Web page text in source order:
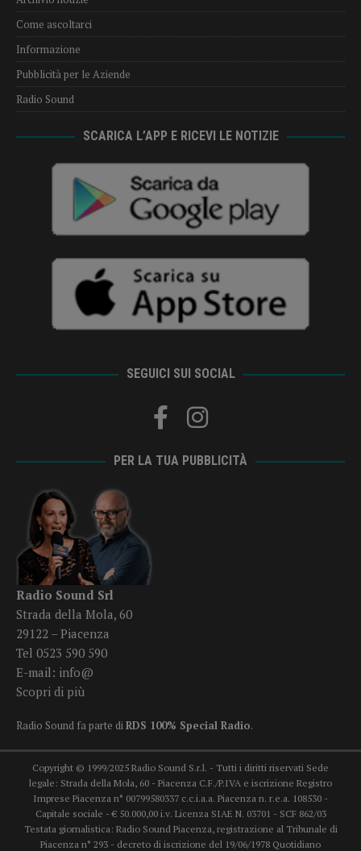
Come ascoltarci
Informazione
Pubblicità per le Aziende
Radio Sound
SCARICA L’APP E RICEVI LE NOTIZIE
SEGUICI SUI SOCIAL
PER LA TUA PUBBLICITÀ
Radio Sound Srl
Strada della Mola, 60
29122 – Piacenza
Tel 0523 590 590
E-mail: info@
Scopri di più
Radio Sound fa parte diRDS 100% Special Radio.
Copyright © 1999/2025 Radio Sound S.r.l. - Tutti i diritti riservati Sede
legale: Strada della Mola, 60 - Piacenza C.F./P.IVA e iscrizione Registro
Imprese Piacenza n° 00799580337 c.c.i.a.a. Piacenza n. r.e.a. 108530 -
Capitale sociale - € 50.000,00 i.v. Licenza SIAE N. 03701 - SCF 862/03
Testata giornalistica: Radio Sound Piacenza, registrazione al Tribunale di
Piacenza n° 293 - decreto di iscrizione del 19/06/1978 Quotidiano